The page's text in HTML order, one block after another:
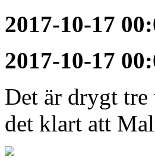
2017-10-17
2017-10-17
Det är drygt tre
det klart att